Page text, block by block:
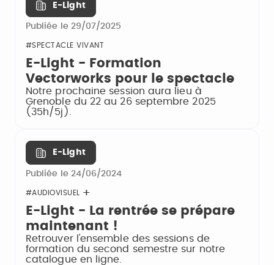
E-Light
Publiée le 29/07/2025
#SPECTACLE VIVANT
E-Light - Formation
Vectorworks pour le spectacle
Notre prochaine session aura lieu à
Grenoble du 22 au 26 septembre 2025
(35h/5j).
E-Light
Publiée le 24/06/2024
#AUDIOVISUEL
E-Light - La rentrée se prépare
maintenant !
Retrouver l'ensemble des sessions de
formation du second semestre sur notre
catalogue en ligne.